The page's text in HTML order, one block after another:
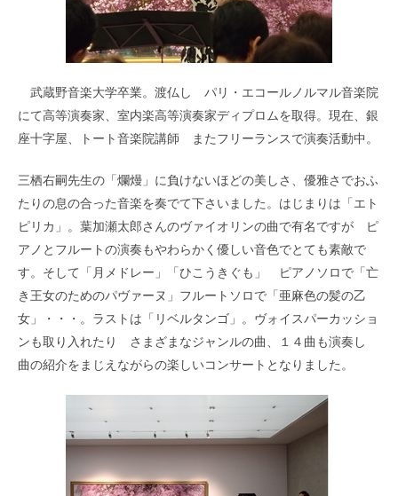
武蔵野音楽大学卒業。渡仏し パリ・エコールノルマル音楽院
にて高等演奏家、室内楽高等演奏家ディプロムを取得。現在、銀
座十字屋、トート音楽院講師 またフリーランスで演奏活動中。
三栖右嗣先生の「爛熳」に負けないほどの美しさ、優雅さでおふ
たりの息の合った音楽を奏でて下さいました。はじまりは「エト
ピリカ」。葉加瀬太郎さんのヴァイオリンの曲で有名ですが ピ
アノとフルートの演奏もやわらかく優しい音色でとても素敵で
す。そして「月メドレー」「ひこうきぐも」 ピアノソロで「亡
き王女のためのパヴァーヌ」フルートソロで「亜麻色の髪の乙
女」・・・。ラストは「リベルタンゴ」。ヴォイスパーカッショ
ンも取り入れたり さまざまなジャンルの曲、１４曲も演奏し
曲の紹介をまじえながらの楽しいコンサートとなりました。